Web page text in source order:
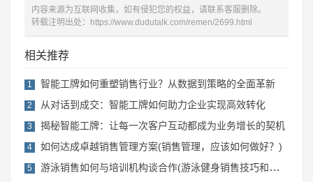
内容来源为互联网收集，如有侵犯您的权益，请联系客服删除。
转载注明出处：
https://www.dudutalk.com/remen/2699.html
相关推荐
1 智能工牌如何重塑销售行业？从数据到策略的全面革新
2 从对话到成交：智能工牌如何助力企业实现高效转化
3 揭秘智能工牌：让每一次客户互动都成为业务增长的契机
4 如何达成卓越销售管理方案(销售管理，应该如何做好？)
5 游泳销售如何与培训机构谈合作(游泳健身销售技巧和话术)